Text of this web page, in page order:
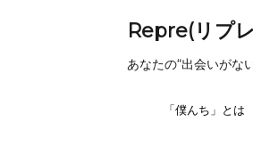
Repre(リプ
あなたの“出会いがな
「僕んち」とは